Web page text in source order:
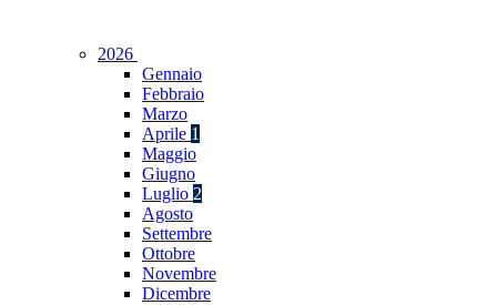
2026
Gennaio
Febbraio
Marzo
Aprile 1
Maggio
Giugno
Luglio 2
Agosto
Settembre
Ottobre
Novembre
Dicembre